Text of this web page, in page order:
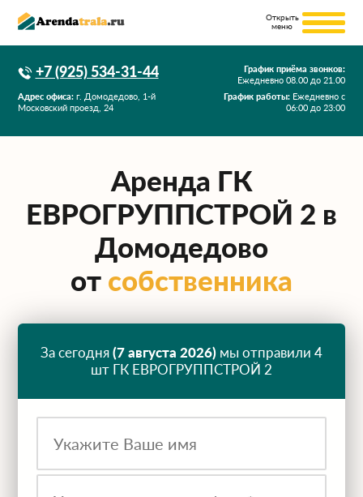
+7 (925) 534-31-44
Адрес офиса: г. Домодедово, 1-й
Московский проезд, 24
График приёма звонков:
Ежедневно 08.00 до 21.00
График работы: Ежедневно с
06:00 до 23:00
Аренда ГК
ЕВРОГРУППСТРОЙ 2 в
Домодедово
от собственника
За сегодня(7 августа 2026) мы отправили 4
шт ГК ЕВРОГРУППСТРОЙ 2